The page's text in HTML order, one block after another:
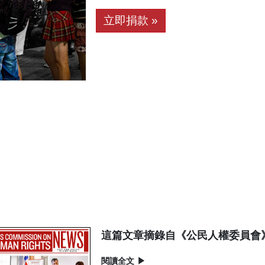
立即捐款 »
這篇文章摘錄自《公民人權委員會
閱讀全文 ▶